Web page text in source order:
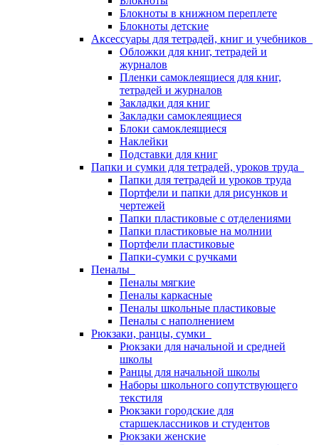
Блокноты в книжном переплете
Блокноты детские
Аксессуары для тетрадей, книг и учебников
Обложки для книг, тетрадей и
журналов
Пленки самоклеящиеся для книг,
тетрадей и журналов
Закладки для книг
Закладки самоклеящиеся
Блоки самоклеящиеся
Наклейки
Подставки для книг
Папки и сумки для тетрадей, уроков труда
Папки для тетрадей и уроков труда
Портфели и папки для рисунков и
чертежей
Папки пластиковые с отделениями
Папки пластиковые на молнии
Портфели пластиковые
Папки-сумки с ручками
Пеналы
Пеналы мягкие
Пеналы каркасные
Пеналы школьные пластиковые
Пеналы с наполнением
Рюкзаки, ранцы, сумки
Рюкзаки для начальной и средней
школы
Ранцы для начальной школы
Наборы школьного сопутствующего
текстиля
Рюкзаки городские для
старшеклассников и студентов
Рюкзаки женские